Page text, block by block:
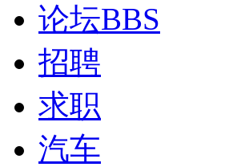
论坛BBS
招聘
求职
汽车